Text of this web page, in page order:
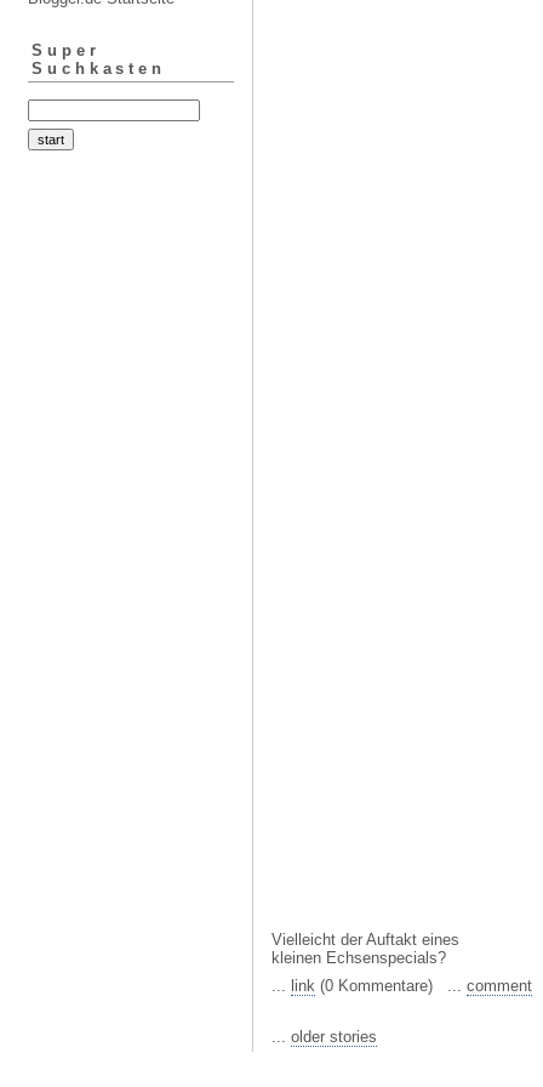
Super
Suchkasten
Vielleicht der Auftakt eines
kleinen Echsenspecials?
... link (0 Kommentare) ... comment
... older stories